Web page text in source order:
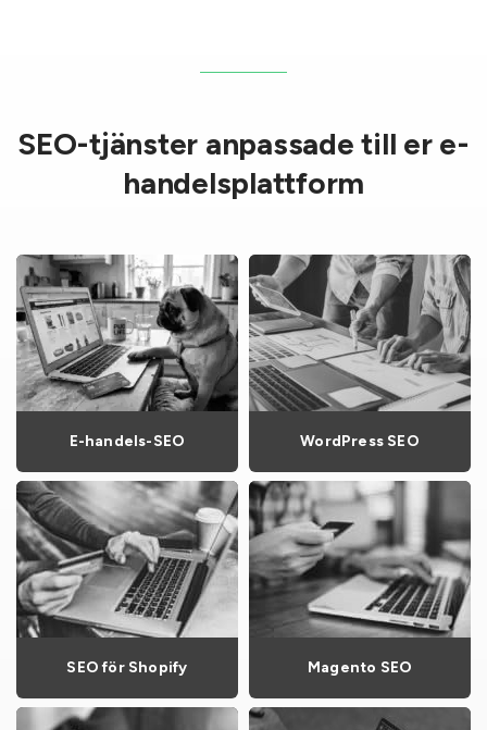
SEO-tjänster anpassade till er e-
handelsplattform
E-handels-SEO WordPress SEO
SEO för Shopify Magento SEO